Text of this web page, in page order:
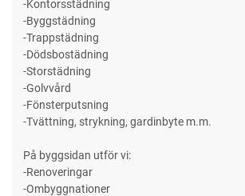
-Kontorsstädning
-Byggstädning
-Trappstädning
-Dödsbostädning
-Storstädning
-Golvvård
-Fönsterputsning
-Tvättning, strykning, gardinbyte m.m.
På byggsidan utför vi:
-Renoveringar
-Ombyggnationer